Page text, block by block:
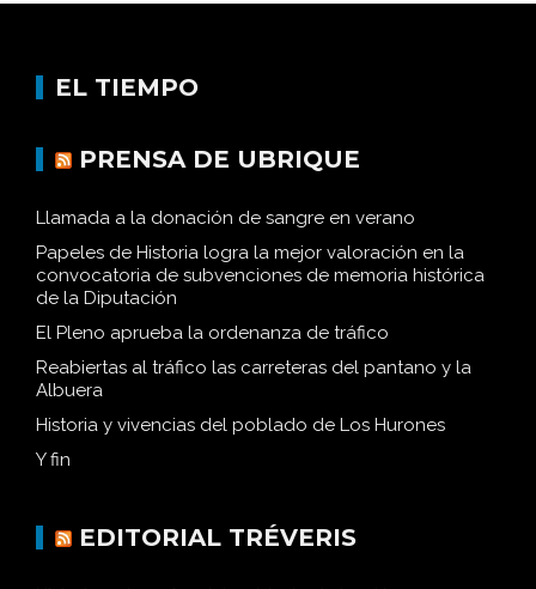
EL TIEMPO
PRENSA DE UBRIQUE
Llamada a la donación de sangre en verano
Papeles de Historia logra la mejor valoración en la
convocatoria de subvenciones de memoria histórica
de la Diputación
El Pleno aprueba la ordenanza de tráfico
Reabiertas al tráfico las carreteras del pantano y la
Albuera
Historia y vivencias del poblado de Los Hurones
Y fin
EDITORIAL TRÉVERIS